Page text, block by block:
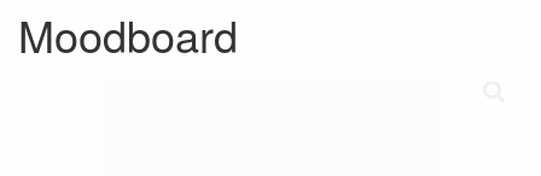
Moodboard